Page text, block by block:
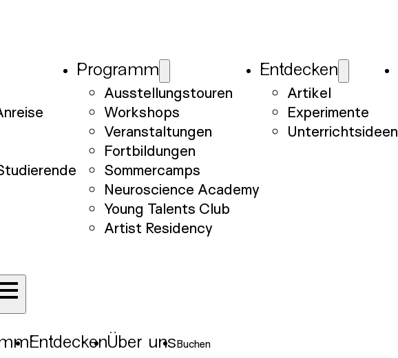
Programm
Ausstellungstouren
Workshops
Veranstaltungen
Fortbildungen
Sommercamps
Neuroscience Academy
Young Talents Club
Artist Residency
Entdecken
Artikel
Experimente
Unterrichtsideen
EntdeckenÜber unsBuchen